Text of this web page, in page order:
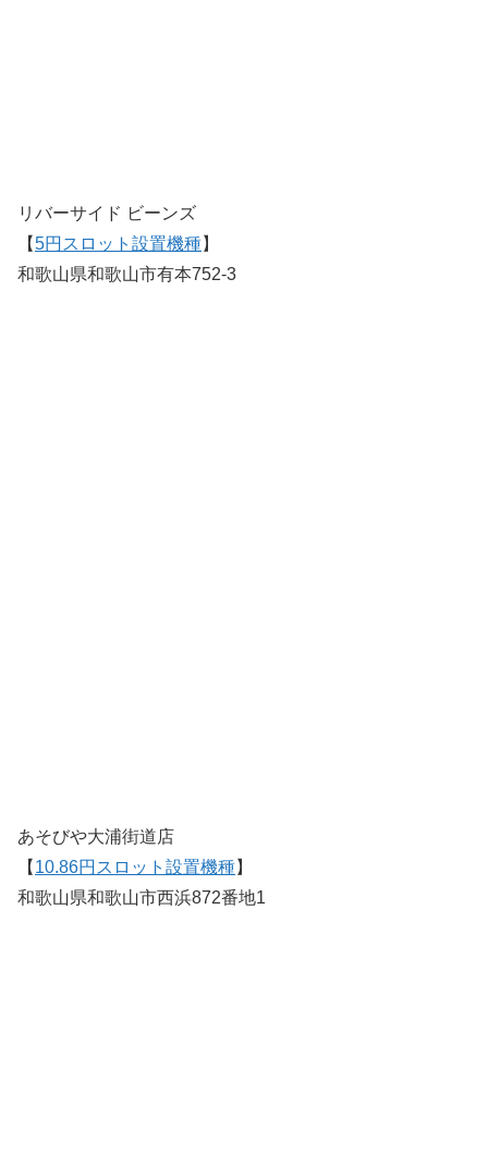
リバーサイド ビーンズ
【5円スロット設置機種】
和歌山県和歌山市有本752-3
あそびや大浦街道店
【 10.86円スロット設置機種】
和歌山県和歌山市西浜872番地1